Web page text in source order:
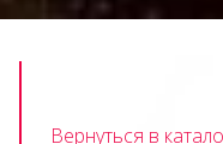
Вернуться в